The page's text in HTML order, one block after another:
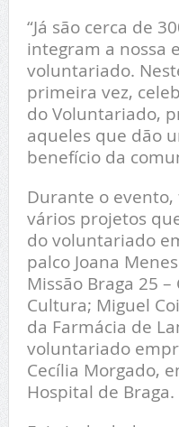
“Já são cerca de
integram a nossa
voluntariado.
primeira vez,
do Voluntariado,
aqueles que dão
benefício da
Durante o
vários projetos
do voluntariado
palco Joana
Missão Braga 25
Cultura; Miguel
da Farmácia de
voluntariado
Cecília Morgado,
Hospital de Braga.